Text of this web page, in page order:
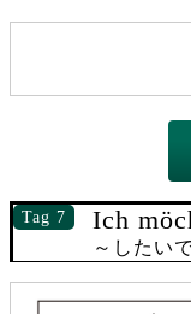
Tag 7 Ich
～したい